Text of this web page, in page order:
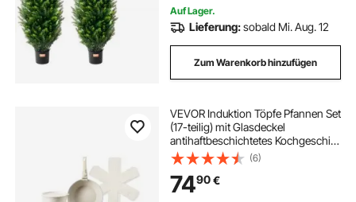
Auf Lager.
Lieferung:sobald Mi. Aug. 12
Zum Warenkorb hinzufügen
VEVOR Induktion Töpfe Pfannen Set
(17-teilig) mit Glasdeckel
antihaftbeschichtetes Kochgeschirr
mit abnehmbarem Griff,
Induktionskochtöpfe zum Braten,
Würzen von Soßen und Kochen
(Weiß)
(6)
7490€